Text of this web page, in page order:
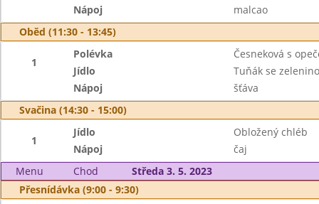
Nápoj
malcao
Oběd (11:30 - 13:45)
1
Polévka
Česneková s
Jídlo
Tuňák se
Nápoj
šťáva
Svačina (14:30 - 15:00)
1
Jídlo
Obložený chléb
Nápoj
čaj
Menu
Chod
Středa 3. 5. 2023
Přesnídávka (9:00 - 9:30)